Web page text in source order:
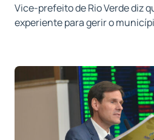
Vice-prefeito de Rio Verde diz
experiente para gerir o